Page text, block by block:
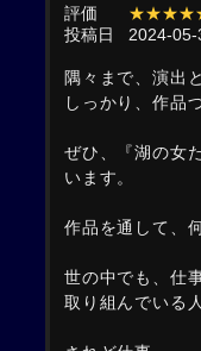
評価
投稿日
2024-05-
隅々まで、演出
しっかり、作品
ぜひ、『湖の女
います。
作品を通して、
世の中でも、仕
取り組んでいる